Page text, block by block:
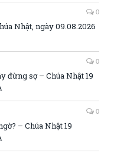
0
Nhật, ngày 09.08.2026
0
đừng sợ – Chúa Nhật 19
0
– Chúa Nhật 19